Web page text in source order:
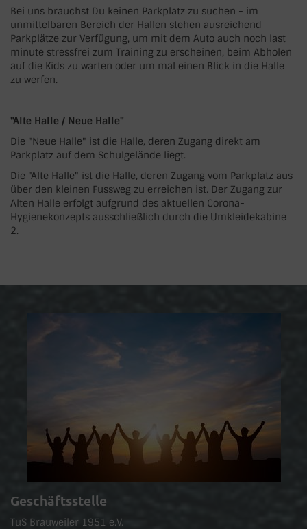
Bei uns brauchst Du keinen Parkplatz zu suchen - im
unmittelbaren Bereich der Hallen stehen ausreichend
Parkplätze zur Verfügung, um mit dem Auto auch noch last
minute stressfrei zum Training zu erscheinen, beim Abholen
auf die Kids zu warten oder um mal einen Blick in die Halle
zu werfen.
"Alte Halle / Neue Halle"
Die "Neue Halle" ist die Halle, deren Zugang direkt am
Parkplatz auf dem Schulgelände liegt.
Die "Alte Halle" ist die Halle, deren Zugang vom Parkplatz aus
über den kleinen Fussweg zu erreichen ist. Der Zugang zur
Alten Halle erfolgt aufgrund des aktuellen Corona-
Hygienekonzepts ausschließlich durch die Umkleidekabine
2.
Geschäftsstelle
TuS Brauweiler 1951 e.V.